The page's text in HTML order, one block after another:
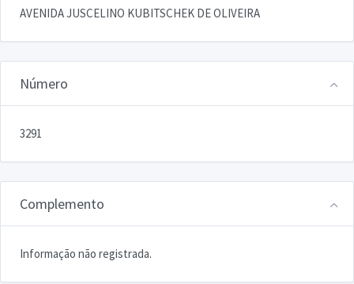
AVENIDA JUSCELINO KUBITSCHEK DE OLIVEIRA
Número
3291
Complemento
Informação não registrada.